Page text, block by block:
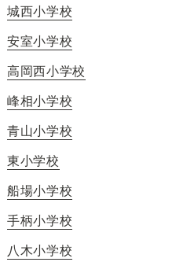
城西小学校
安室小学校
高岡西小学校
峰相小学校
青山小学校
東小学校
船場小学校
手柄小学校
八木小学校